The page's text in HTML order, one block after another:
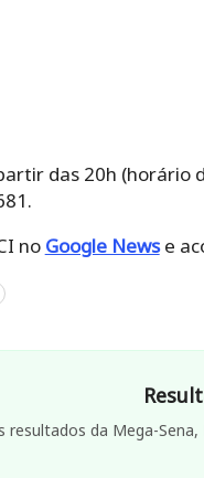
das 20h (horário
no Google Newse
resultados da Mega-